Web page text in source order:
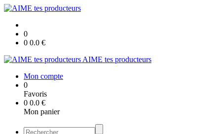
0
0 0.0 €
AIME tes producteurs
Mon compte
0
Favoris
0 0.0 €
Mon panier